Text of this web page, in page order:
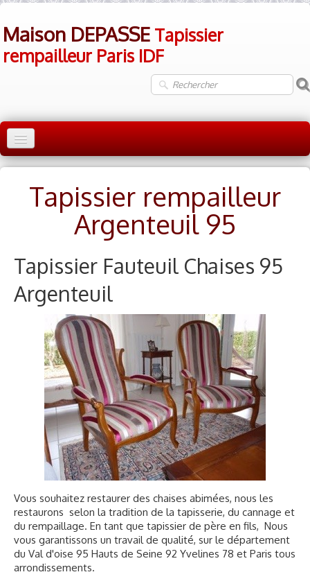
Maison DEPASSE Tapissier
rempailleur Paris IDF
Accueil
Tapissier rempailleur 75 Paris
Tapissier rempailleur 92 Hauts de Seine ▼
Tapissier Rempailleur 78 Yvelines▼
Tapissier rempailleur Val d'Oise 95
Tapissier rempailleur 93 Seine Saint-Denis▼
Cannage▼
Restauration de fauteuils
Réparation chaises
Nos réalisations
Contact
Tapissier rempailleur
Argenteuil 95
Tapissier Fauteuil Chaises 95
Argenteuil
Vous souhaitez restaurer des chaises abimées, nous les
restaurons selon la tradition de la tapisserie, du cannage et
du rempaillage. En tant que tapissier de père en fils, Nous
vous garantissons un travail de qualité, sur le département
du Val d'oise 95 Hauts de Seine 92 Yvelines 78 et Paris tous
arrondissements.